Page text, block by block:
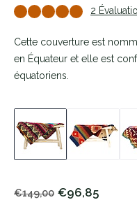
2
Cette couverture est
en Équateur et elle est
équatoriens.
€149,00 €96,85